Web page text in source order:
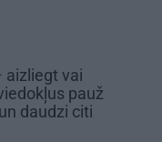
aizliegt vai
pauž
daudzi citi